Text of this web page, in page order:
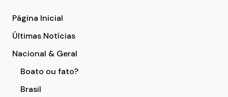
Página Inicial
Últimas Notícias
Nacional & Geral
Boato ou fato?
Brasil